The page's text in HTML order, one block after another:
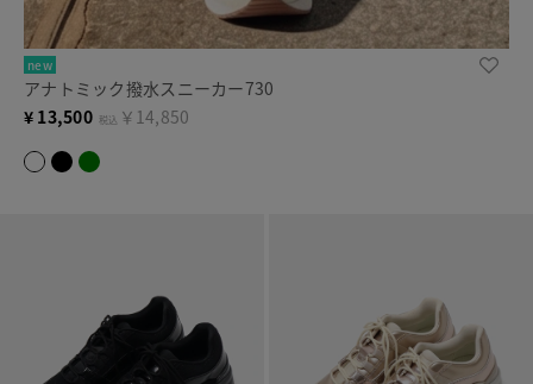
new
アナトミック撥水スニーカー730
¥ 13,500 税込 ￥14,850